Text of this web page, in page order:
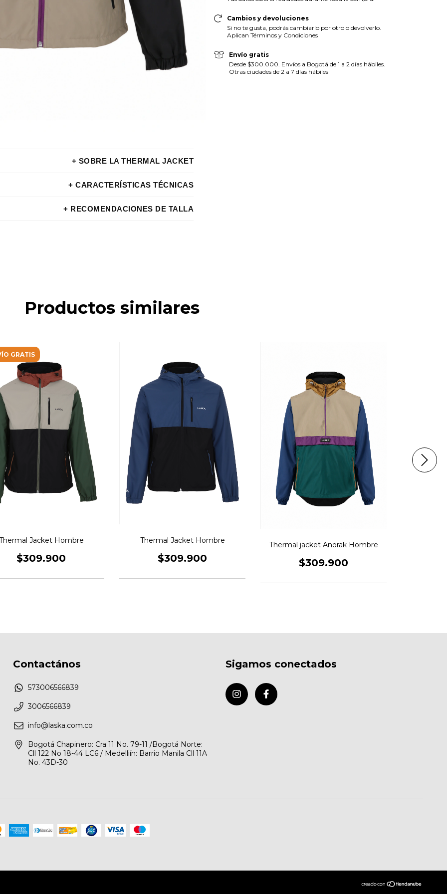
+ SOBRE LA THERMAL JACKET
+ CARACTERÍSTICAS TÉCNICAS
+ RECOMENDACIONES DE TALLA
Cambios y devoluciones
Si no te gusta, podrás cambiarlo por otro o devolverlo.
Aplican Términos y Condiciones
Envío gratis
Desde $300.000. Envíos a Bogotá de 1 a 2 días hábiles.
Otras ciudades de 2 a 7 días hábiles
Productos similares
GRATIS
Jacket Hombre
$309.900
Thermal Jacket Hombre
$309.900
Thermal jacket Anorak Hombre
$309.900
Contactános
573006566839
3006566839
info@laska.com.co
Bogotá Chapinero: Cra 11 No. 79-11 /Bogotá Norte:
Cll 122 No 18-44 LC6 / Medelliín: Barrio Manila Cll 11A
No. 43D-30
Sigamos conectados